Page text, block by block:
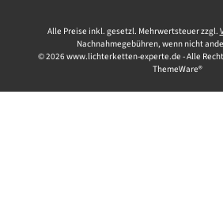
Alle Preise inkl. gesetzl. Mehrwertsteuer zzgl.
Nachnahmegebühren, wenn nicht
© 2026 www.lichterketten-experte.de - Alle
ThemeWare®